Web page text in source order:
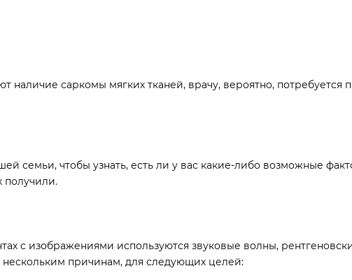
саркомы мягких тканей, врачу, вероятно, потребуется
семьи, чтобы узнать, есть ли у вас какие-либо возможные
получили.
с изображениями используются звуковые волны,
причинам, для следующих целей: